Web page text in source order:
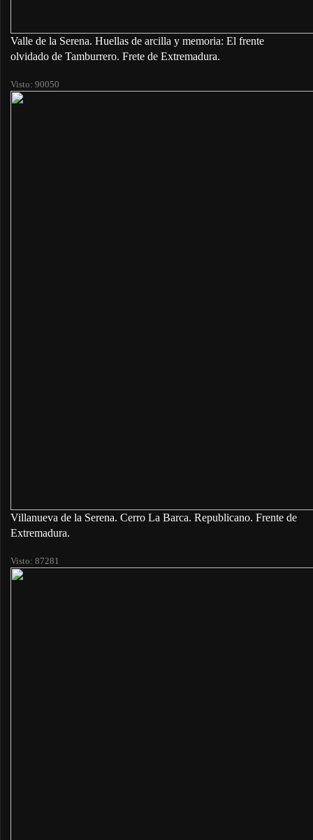
Valle de la Serena. Huellas de arcilla y memoria: El frente
olvidado de Tamburrero. Frete de Extremadura.
Visto: 90050
Villanueva de la Serena. Cerro La Barca. Republicano. Frente de
Extremadura.
Visto: 87281